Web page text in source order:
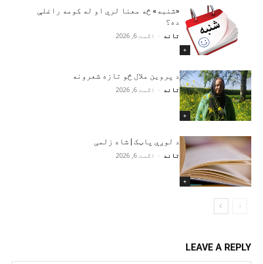
+
«شنبه» څه معنا لري او له کومه راغلې
ده؟
تاند - اګست 6, 2026
+
د پروین ملال څو تازه شعرونه
تاند - اګست 6, 2026
+
د لوږې پاټک | شاه زلمی
تاند - اګست 6, 2026
LEAVE A REPLY